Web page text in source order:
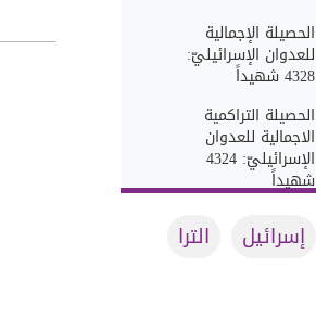
الحصيلة الإجمالية
للعدوان الإسرائيليّ:
4328 شهيداً
الحصيلة التراكمية
الاجمالية للعدوان
الإسرائيليّ: 4324
شهيداً
إسرائيل
الترا